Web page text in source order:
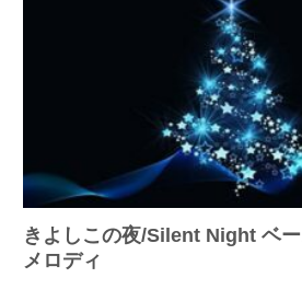
きよしこの夜/Silent Night ベ
メロディ